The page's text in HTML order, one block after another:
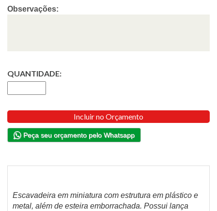
Observações:
QUANTIDADE:
Incluir no Orçamento
Peça seu orçamento pelo Whatsapp
Escavadeira em miniatura com estrutura em plástico e
metal, além de esteira emborrachada. Possui lança